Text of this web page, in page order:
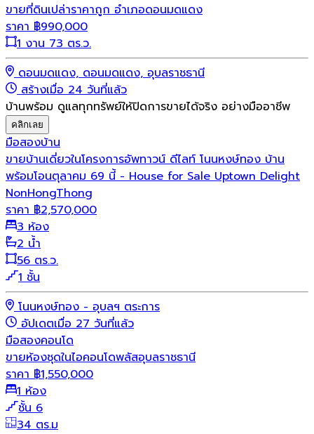
ขายที่ดินเปล่าราคาถูก อำเภอดอนมดแดง
ราคา ฿990,000
1 งาน 73 ตร.ว.
ดอนมดแดง, ดอนมดแดง, อุบลราชธานี
สร้างเมื่อ 24 วันที่แล้ว
บ้านพร้อม ดูแลทุกทรัพย์ให้ปิดการขายได้จริง อย่างมืออาชีพ
คลิกเลย
มือสองบ้าน
ขายบ้านเดี่ยวในโครงการอัพทาวน์ ดีไลท์ โนนหงษ์ทอง บ้าน
พร้อมโอนตุลาคม 69 นี้ - House for Sale Uptown Delight
NonHongThong
ราคา ฿2,570,000
3 ห้อง
2 น้ำ
56 ตร.ว.
1 ชั้น
โนนหงษ์ทอง - อุบลฯ ตระการ
อัปเดตเมื่อ 27 วันที่แล้ว
มือสองคอนโด
ขายห้องชุดในไอคอนโดพลัสอุบลราชธานี
ราคา ฿1,550,000
1 ห้อง
ชั้น 6
34 ตร.ม